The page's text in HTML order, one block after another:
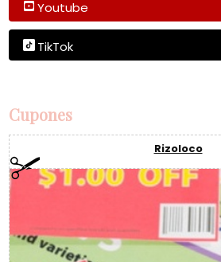
Youtube
TikTok
Cupones
Rizoloco